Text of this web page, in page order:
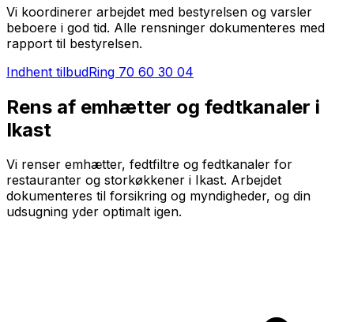
Vi koordinerer arbejdet med bestyrelsen og varsler
beboere i god tid. Alle rensninger dokumenteres med
rapport til bestyrelsen.
Indhent tilbudRing 70 60 30 04
Rens af emhætter og fedtkanaler i
Ikast
Vi renser emhætter, fedtfiltre og fedtkanaler for
restauranter og storkøkkener i Ikast. Arbejdet
dokumenteres til forsikring og myndigheder, og din
udsugning yder optimalt igen.